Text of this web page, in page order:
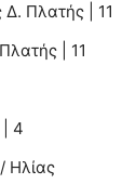
Δ. Πλατής | 11
| 11
| 4
Ηλίας